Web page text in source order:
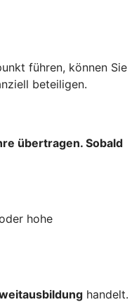
führen, können Sie
beteiligen.
übertragen. Sobald
hohe
handelt.